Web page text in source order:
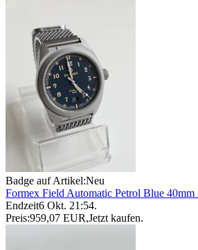
Badge auf Artikel:Neu
Formex Field Automatic Petrol Blue 40mm
Endzeit6 Okt. 21:54.
Preis:959,07 EUR,Jetzt kaufen.